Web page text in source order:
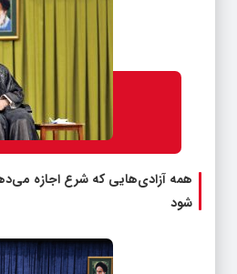
همه آزادی‌هایی که شرع اجازه
شود